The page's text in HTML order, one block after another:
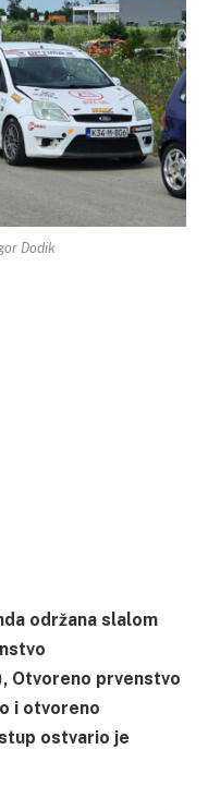
Dodik
održana slalom
Otvoreno prvenstvo
i otvoreno
ostvario je